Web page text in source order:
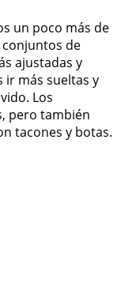
un poco más de
de
ajustadas y
ir más sueltas y
Los
pero también
tacones y botas.